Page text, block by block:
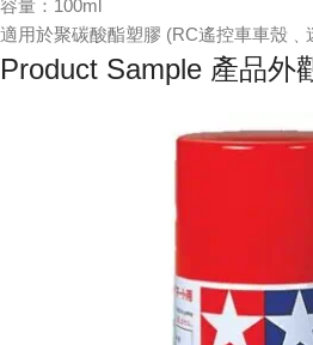
容量：100ml
適用於聚碳酸酯塑膠 (RC遙控車車殼﹑
Product Sample 產品外